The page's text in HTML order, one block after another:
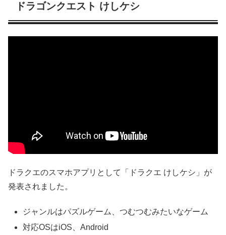
ドラゴンクエスト けしケシ
ドラクエのスマホアプリとして「ドラクエ けしケシ」が
発表されました。
ジャンルはパズルゲーム、つむつむみたいなゲーム
対応OSはiOS、Android